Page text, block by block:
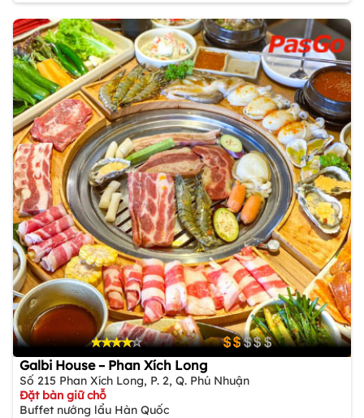
Galbi House – Phan Xích Long
Số 215 Phan Xích Long, P. 2, Q. Phú Nhuận
Đặt bàn giữ chỗ
Buffet nướng lẩu Hàn Quốc